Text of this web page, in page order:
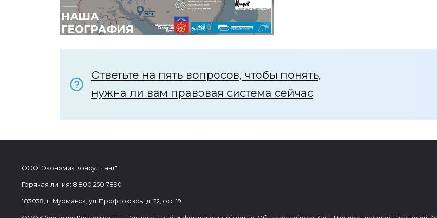
Ответьте на пять вопросов, чтобы понять,
нужна ли вам правовая система сейчас
ООО "Экономик Консультант"
Горячая линия: 8 800 250 7890
183038, г. Мурманск, ул. Профсоюзов, д. 22, оф. 19;